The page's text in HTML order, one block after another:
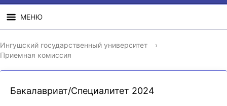
МЕНЮ
СВЕДЕНИЯ ОБ
ОБРАЗОВАТЕЛЬНОЙ
НАУЧНАЯ
ДЕЯТЕЛЬНОСТЬ
Ингушский государственный университет
›
Приемная комиссия
Бакалавриат/Специалитет 2024